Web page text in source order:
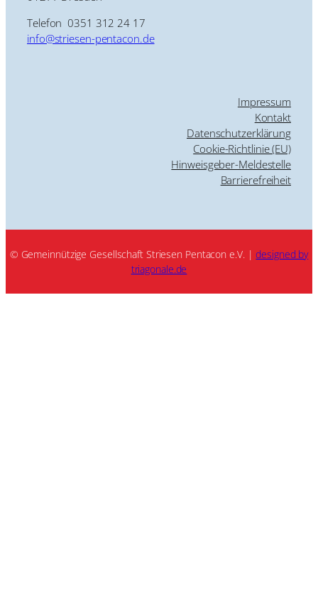
Telefon 0351 312 24 17
info@striesen-pentacon.de
Impressum
Kontakt
Datenschutzerklärung
Cookie-Richtlinie (EU)
Hinweisgeber-Meldestelle
Barrierefreiheit
© Gemeinnützige Gesellschaft Striesen Pentacon e.V. |designed by
triagonale.de